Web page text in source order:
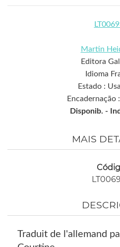
Martin
Editora
Idioma
Estado :
Encadernação
Disponib. -
MAIS
Traduit de l'allemand